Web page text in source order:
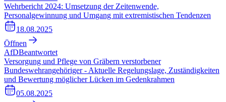
Wehrbericht 2024: Umsetzung der Zeitenwende,
Personalgewinnung und Umgang mit extremistischen Tendenzen
18.08.2025
Öffnen
AfDBeantwortet
Versorgung und Pflege von Gräbern verstorbener
Bundeswehrangehöriger - Aktuelle Regelungslage, Zuständigkeiten
und Bewertung möglicher Lücken im Gedenkrahmen
05.08.2025